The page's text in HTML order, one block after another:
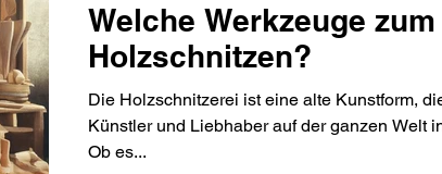
Welche Werkzeuge zum
Holzschnitzen?
Die Holzschnitzerei ist eine alte Kunstform,
Künstler und Liebhaber auf der ganzen Welt
Ob es...